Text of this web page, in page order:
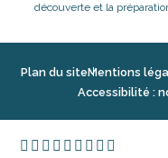
découverte et la
Plan du siteMentions
Accessibilité :